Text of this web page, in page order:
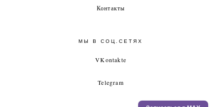
Контакты
МЫ В СОЦ.СЕТЯХ
VKontakte
Telegram